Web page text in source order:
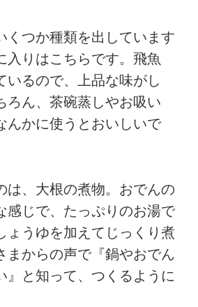
くつか種類を出しています
入りはこちらです。飛魚
いるので、上品な味がし
ろん、茶碗蒸しやお吸い
んかに使うとおいしいで
は、大根の煮物。おでんの
感じで、たっぷりのお湯で
ょうゆを加えてじっくり煮
まからの声で『鍋やおでん
』と知って、つくるように